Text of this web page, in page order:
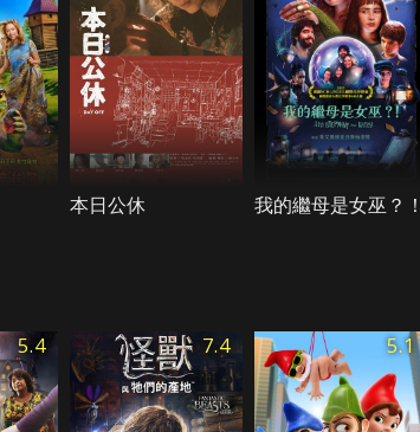
本日公休 我的繼母是女巫？！
5.4 7.4 5.1